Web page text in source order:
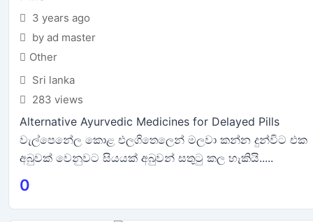
3 years ago
by ad master
Other
Sri lanka
283 views
Alternative Ayurvedic Medicines for Delayed Pills
වැල්පෙනේල කොළ එලගිතෙලෙන් මලවා කන්න දුන්විට එක
අබුවක් වෙනුවට සියයක් අබුවන් සතුටු කල හැකියි.....
0